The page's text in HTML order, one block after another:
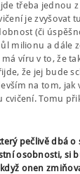
třeba jednou
je zvyšovat
(či
milionu a dále
víru v to, že
že jej bude
na tom, jak
cvičení. Tomu
pečlivě dbá o
osobnosti, si
onen